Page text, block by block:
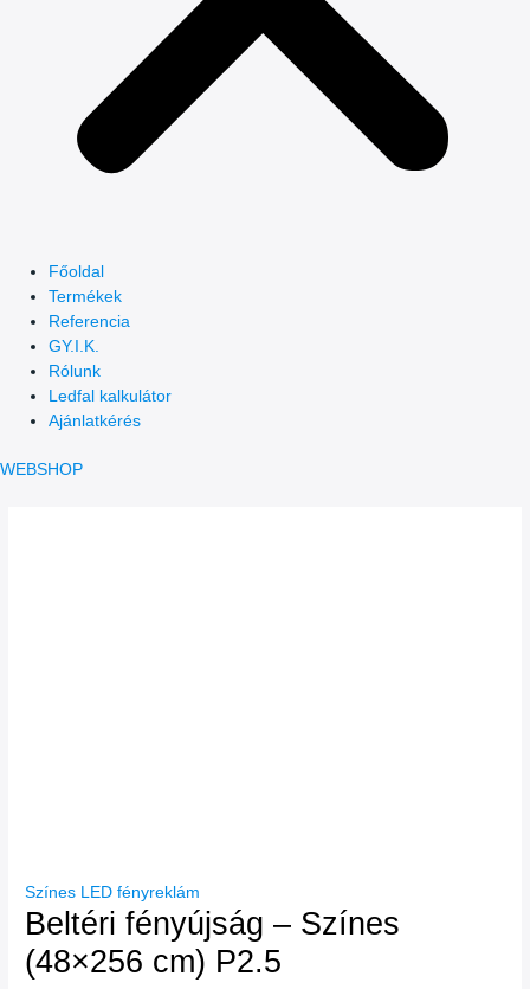
Főoldal
Termékek
Referencia
GY.I.K.
Rólunk
Ledfal kalkulátor
Ajánlatkérés
WEBSHOP
Színes LED fényreklám
Beltéri fényújság – Színes
(48×256 cm) P2.5